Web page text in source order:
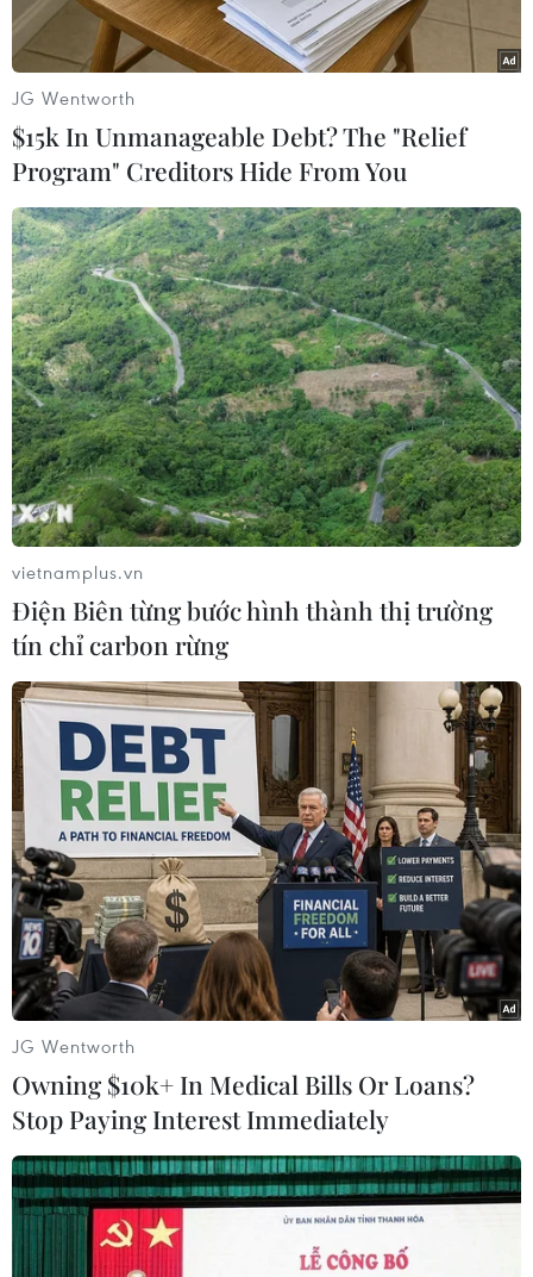
Năm loại vũ khí tốt nhất Nga có thể bán
trên toàn thế giới
25/07/2015 23:18
Theo tạp chí National Interest, Nga chính là sự thay thế
tin cậy các sản phẩm của Mỹ với 5 loại vũ khí tốt nhất
có thể bán trên toàn thế giới.
Điểm mặt các loại vũ khí mới nhất được
Nga phô diễn ở Syria
24/11/2015 00:15
Chiến dịch không kích thành công nhằm vào các mục
tiêu ở Syria đã giúp Nga có cơ hội khoe ra kho vũ khí tốt
nhất của nước này, như máy bay ném bom chiến lược
JG Wentworth
$15k In Unmanageable Debt? The "Relief
Program" Creditors Hide From You
vietnamplus.vn
Điện Biên từng bước hình thành thị trường
tín chỉ carbon rừng
JG Wentworth
Owning $10k+ In Medical Bills Or Loans?
Stop Paying Interest Immediately